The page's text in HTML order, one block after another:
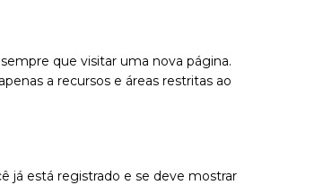
que visitar uma nova página.
a recursos e áreas restritas ao
já está registrado e se deve mostrar